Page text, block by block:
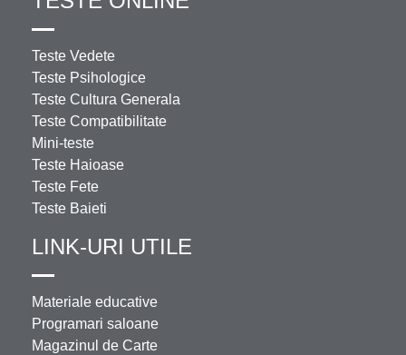
Teste Vedete
Teste Psihologice
Teste Cultura Generala
Teste Compatibilitate
Mini-teste
Teste Haioase
Teste Fete
Teste Baieti
LINK-URI UTILE
Materiale educative
Programari saloane
Magazinul de Carte